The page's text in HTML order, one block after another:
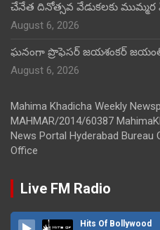
చేనేత దినోత్సవ వేడుకలకు ముమ్మర
August 6, 2026
ఘనంగా ప్రొఫెసర్ జయశంకర్ జయంతి
August 6, 2026
Mahima Khadicha Weekly
MAHMAR/2014/60387
News Portal Hyderabad Bureau
Office
Live FM Radio
Hits Of Bollywood